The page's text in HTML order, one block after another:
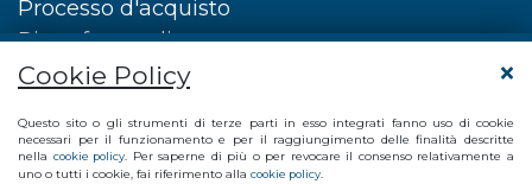
Processo d'acquisto
Piattaforma di e-procurement
Certificazioni
Blog Procurement
Privacy Policy
Cookie Policy
Questo sito o gli strumenti di terze parti in esso integrati fanno uso di cookie
necessari per il funzionamento e per il raggiungimento delle finalità descritte
nella cookie policy . Per saperne di più o per revocare il consenso relativamente a
uno o tutti i cookie, fai riferimento alla cookie policy